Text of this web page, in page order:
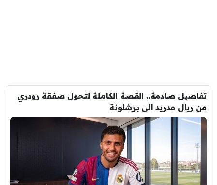
تفاصيل صادمة.. القصة الكاملة لتحول صفقة رودري
من ريال مدريد الى برشلونة